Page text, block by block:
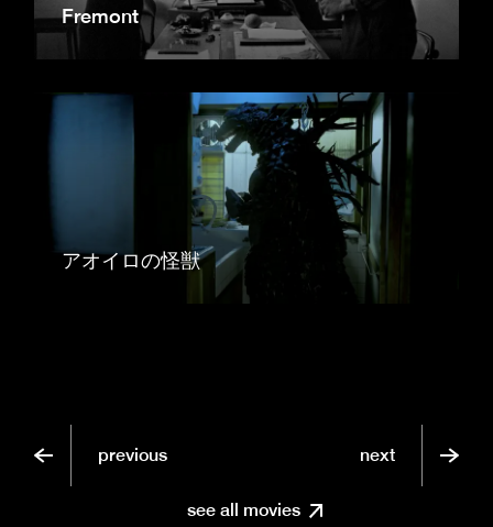
Fremont
アオイロの怪獣
previous
see all movies
next